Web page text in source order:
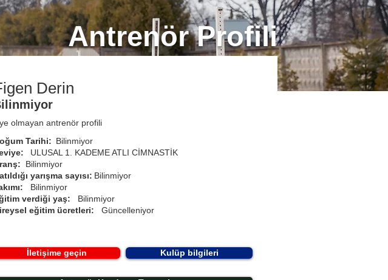
Antrenör Profili
Derin
olmayan antrenör profili
Tarihi: Bilinmiyor
ULUSAL 1. KADEME ATLI CİMNASTİK
Bilinmiyor
yarışma sayısı: Bilinmiyor
Bilinmiyor
verdiği yaş:
Bilinmiyor
eğitim ücretleri:
Güncelleniyor
İletişime geçin Kulüp bilgileri